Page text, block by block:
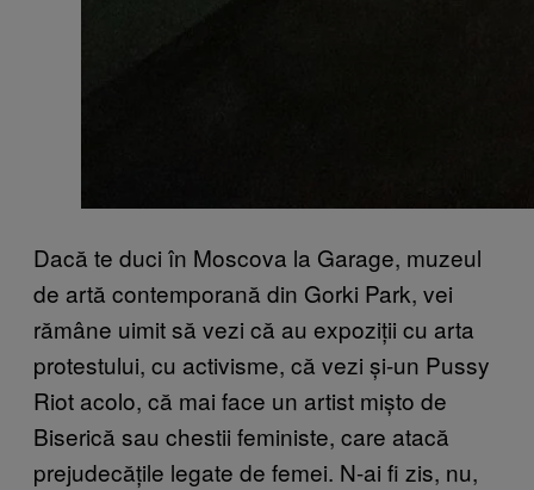
Dacă te duci în Moscova la Garage, muzeul
de artă contemporană din Gorki Park, vei
rămâne uimit să vezi că au expoziții cu arta
protestului, cu activisme, că vezi și-un Pussy
Riot acolo, că mai face un artist mișto de
Biserică sau chestii feministe, care atacă
prejudecățile legate de femei. N-ai fi zis, nu,